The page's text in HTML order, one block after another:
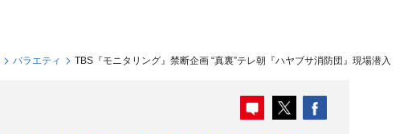
バラエティ TBS『モニタリング』禁断企画 “真裏”テレ朝『ハヤブサ消防団』現場潜入